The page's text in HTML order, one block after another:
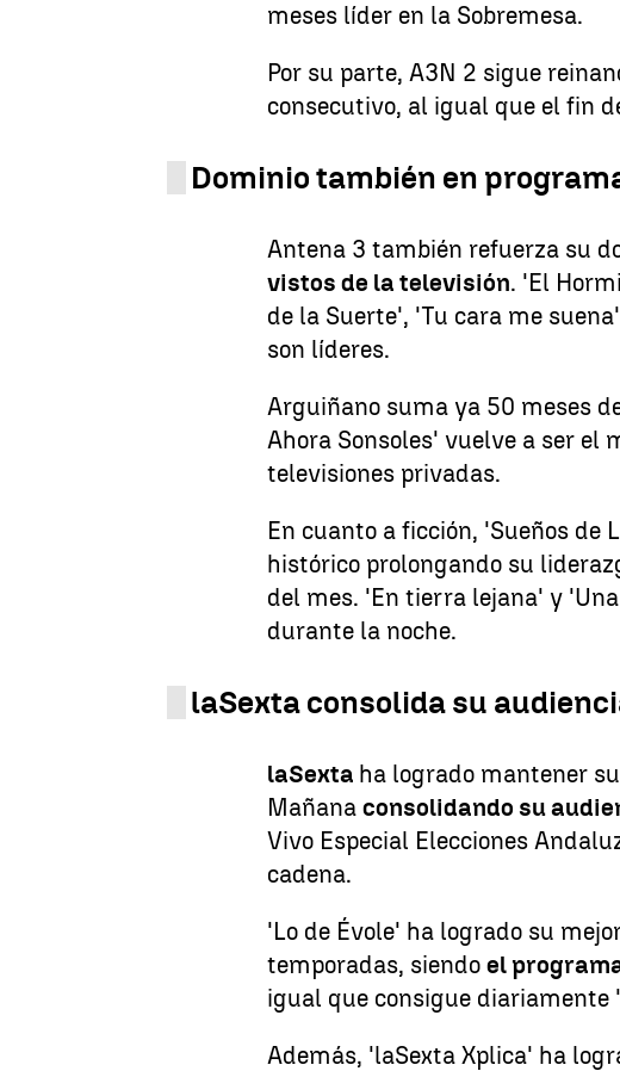
meses líder en la Sobremesa.
Por su parte, A3N 2 sigue
consecutivo, al igual que el fin
Dominio también en
Antena 3 también refuerza su
vistos de la televisión. 'El
de la Suerte', 'Tu cara me
son líderes.
Arguiñano suma ya 50 meses
Ahora Sonsoles' vuelve a ser el
televisiones privadas.
En cuanto a ficción, 'Sueños de
histórico prolongando su
del mes. 'En tierra lejana' y
durante la noche.
laSexta consolida su
laSexta ha logrado mantener
Mañanaconsolidando su
Vivo Especial Elecciones
cadena.
'Lo de Évole' ha logrado su
temporadas, siendoel
igual que consigue diariamente
Además, 'laSexta Xplica' ha